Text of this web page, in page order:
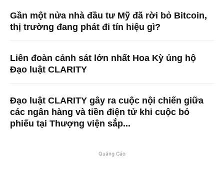
Gần một nửa nhà đầu tư Mỹ đã rời bỏ Bitcoin,
thị trường đang phát đi tín hiệu gì?
Liên đoàn cảnh sát lớn nhất Hoa Kỳ ủng hộ
Đạo luật CLARITY
Đạo luật CLARITY gây ra cuộc nội chiến giữa
các ngân hàng và tiền điện tử khi cuộc bỏ
phiếu tại Thượng viện sắp...
Quảng Cáo